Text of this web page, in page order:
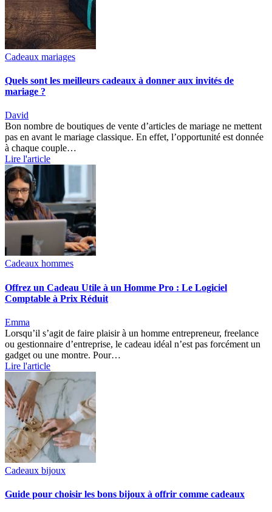
Cadeaux mariages
Quels sont les meilleurs cadeaux à donner aux invités de
mariage ?
David
Bon nombre de boutiques de vente d’articles de mariage ne mettent
pas en avant le mariage classique. En effet, l’opportunité est donnée
à chaque couple…
Lire l'article
Cadeaux hommes
Offrez un Cadeau Utile à un Homme Pro : Le Logiciel
Comptable à Prix Réduit
Emma
Lorsqu’il s’agit de faire plaisir à un homme entrepreneur, freelance
ou gestionnaire d’entreprise, le cadeau idéal n’est pas forcément un
gadget ou une montre. Pour…
Lire l'article
Cadeaux bijoux
Guide pour choisir les bons bijoux à offrir comme cadeaux